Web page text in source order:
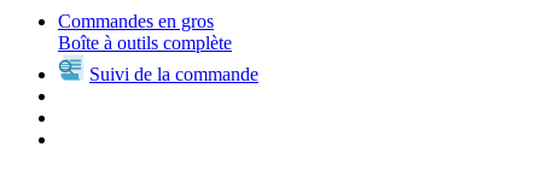
Commandes en gros
Boîte à outils complète
Suivi de la commande